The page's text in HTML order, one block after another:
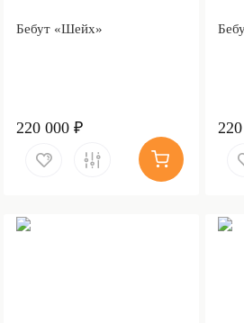
Бебут «Шейх»
220 000 ₽